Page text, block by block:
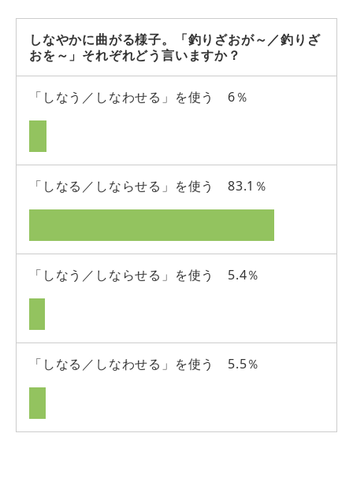
しなやかに曲がる様子。「釣りざおが～／釣りざ
おを～」それぞれどう言いますか？
「しなう／しなわせる」を使う 6％
「しなる／しならせる」を使う 83.1％
「しなう／しならせる」を使う 5.4％
「しなる／しなわせる」を使う 5.5％